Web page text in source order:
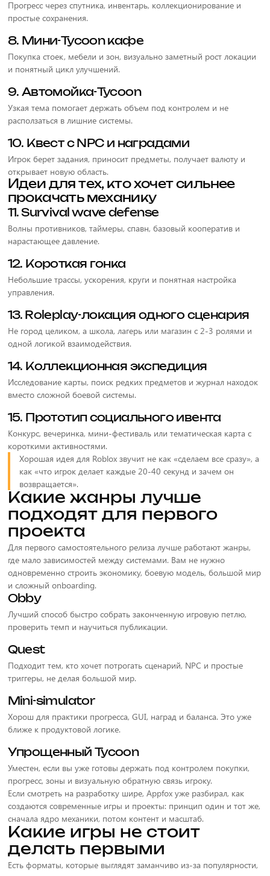
Прогресс через спутника, инвентарь, коллекционирование и
простые сохранения.
8. Мини-Tycoon кафе
Покупка стоек, мебели и зон, визуально заметный рост локации
и понятный цикл улучшений.
9. Автомойка-Tycoon
Узкая тема помогает держать объем под контролем и не
расползаться в лишние системы.
10. Квест с NPC и наградами
Игрок берет задания, приносит предметы, получает валюту и
открывает новую область.
Идеи для тех, кто хочет сильнее
прокачать механику
11. Survival wave defense
Волны противников, таймеры, спавн, базовый кооператив и
нарастающее давление.
12. Короткая гонка
Небольшие трассы, ускорения, круги и понятная настройка
управления.
13. Roleplay-локация одного сценария
Не город целиком, а школа, лагерь или магазин с 2-3 ролями и
одной логикой взаимодействия.
14. Коллекционная экспедиция
Исследование карты, поиск редких предметов и журнал находок
вместо сложной боевой системы.
15. Прототип социального ивента
Конкурс, вечеринка, мини-фестиваль или тематическая карта с
короткими активностями.
Хорошая идея для Roblox звучит не как «сделаем все сразу», а
как «что игрок делает каждые 20-40 секунд и зачем он
возвращается».
Какие жанры лучше
подходят для первого
проекта
Для первого самостоятельного релиза лучше работают жанры,
где мало зависимостей между системами. Вам не нужно
одновременно строить экономику, боевую модель, большой мир
и сложный onboarding.
Obby
Лучший способ быстро собрать законченную игровую петлю,
проверить темп и научиться публикации.
Quest
Подходит тем, кто хочет потрогать сценарий, NPC и простые
триггеры, не делая большой мир.
Mini-simulator
Хорош для практики прогресса, GUI, наград и баланса. Это уже
ближе к продуктовой логике.
Упрощенный Tycoon
Уместен, если вы уже готовы держать под контролем покупки,
прогресс, зоны и визуальную обратную связь игроку.
Если смотреть на разработку шире, Appfox уже разбирал, как
создаются современные игры и проекты: принцип один и тот же,
сначала ядро механики, потом контент и масштаб.
Какие игры не стоит
делать первыми
Есть форматы, которые выглядят заманчиво из-за популярности,